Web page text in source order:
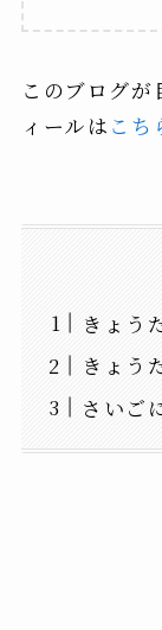
このブログ
ィールは こち
きょう
きょう
さいご